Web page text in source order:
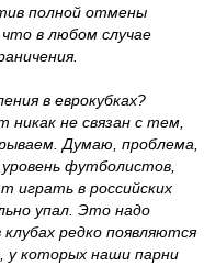
полной отмены
в любом случае
в еврокубках?
не связан с тем,
Думаю, проблема,
футболистов,
играть в российских
упал. Это надо
редко появляются
у которых наши парни